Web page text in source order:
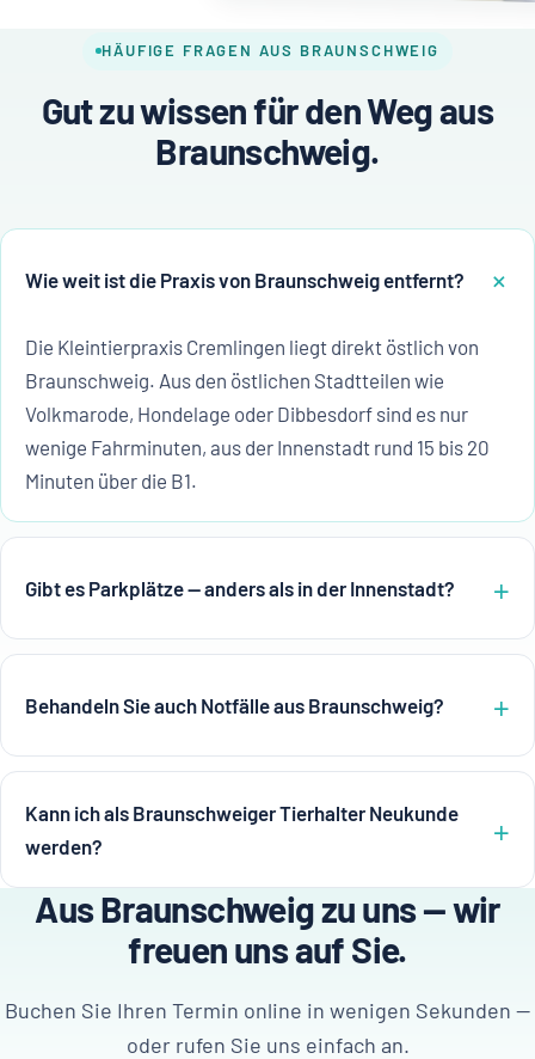
HÄUFIGE FRAGEN AUS BRAUNSCHWEIG
Gut zu wissen für den Weg aus
Braunschweig.
Wie weit ist die Praxis von Braunschweig entfernt?
Die Kleintierpraxis Cremlingen liegt direkt östlich von
Braunschweig. Aus den östlichen Stadtteilen wie
Volkmarode, Hondelage oder Dibbesdorf sind es nur
wenige Fahrminuten, aus der Innenstadt rund 15 bis 20
Minuten über die B1.
Gibt es Parkplätze — anders als in der Innenstadt?
Behandeln Sie auch Notfälle aus Braunschweig?
Kann ich als Braunschweiger Tierhalter Neukunde
werden?
Aus Braunschweig zu uns — wir
freuen uns auf Sie.
Buchen Sie Ihren Termin online in wenigen Sekunden —
oder rufen Sie uns einfach an.